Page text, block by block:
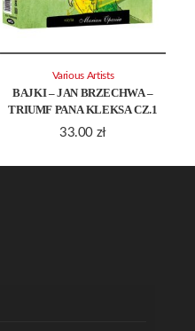
BAJKI – JAN BRZECHWA –
TRIUMF PANA KLEKSA CZ.1
33.00 zł
Various Artists